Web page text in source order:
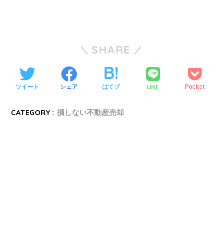
SHARE
ツイート シェア はてブ LINE Pocket
CATEGORY : 損しない不動産売却